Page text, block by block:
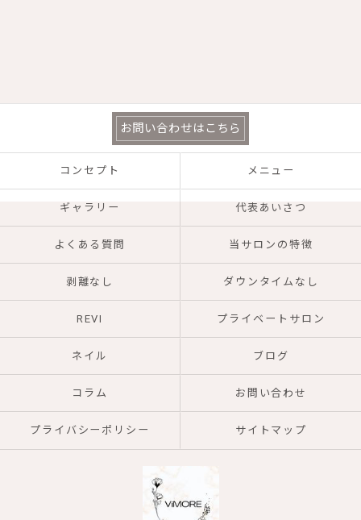
お問い合わせはこちら
コンセプト メニュー
ギャラリー 代表あいさつ
よくある質問 当サロンの特徴
剥離なし ダウンタイムなし
REVI プライベートサロン
ネイル ブログ
コラム お問い合わせ
プライバシーポリシー サイトマップ